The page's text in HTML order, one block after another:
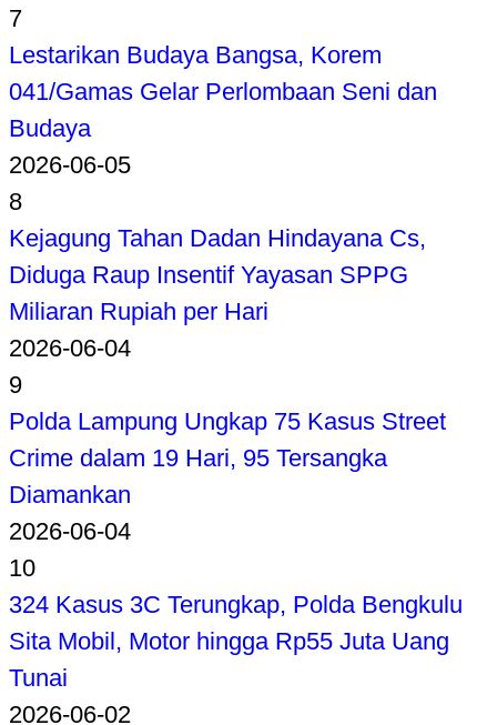
7
Lestarikan Budaya Bangsa, Korem
041/Gamas Gelar Perlombaan Seni dan
Budaya
2026-06-05
8
Kejagung Tahan Dadan Hindayana Cs,
Diduga Raup Insentif Yayasan SPPG
Miliaran Rupiah per Hari
2026-06-04
9
Polda Lampung Ungkap 75 Kasus Street
Crime dalam 19 Hari, 95 Tersangka
Diamankan
2026-06-04
10
324 Kasus 3C Terungkap, Polda Bengkulu
Sita Mobil, Motor hingga Rp55 Juta Uang
Tunai
2026-06-02